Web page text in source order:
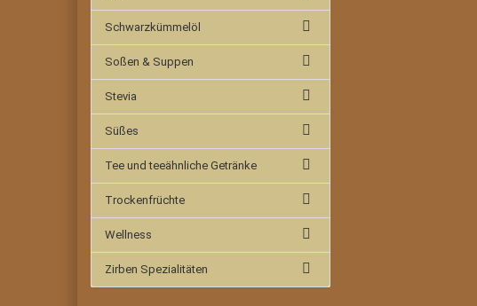
Schwarzkümmelöl
Soßen & Suppen
Stevia
Süßes
Tee und teeähnliche Getränke
Trockenfrüchte
Wellness
Zirben Spezialitäten